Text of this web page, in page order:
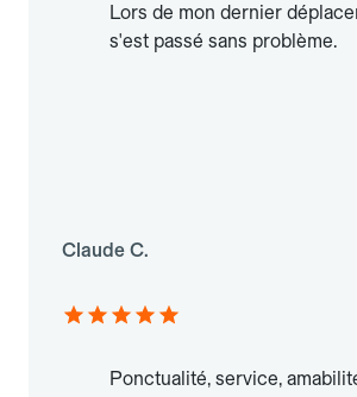
Lors de mon dernier
s'est passé sans problème.
Claude C.
Ponctualité, service,